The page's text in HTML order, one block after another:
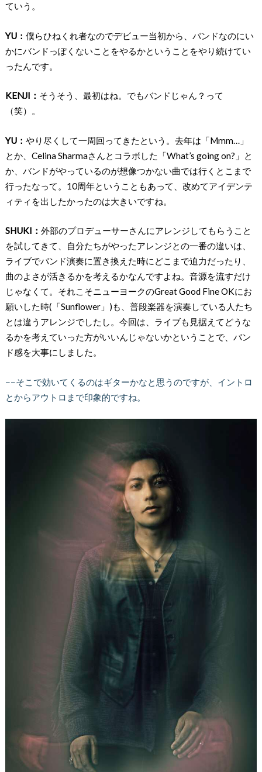
ていう。
YU： 僕らひねくれ者なのでデビュー当初から、バンドなのにい
かにバンドっぽくないことをやるかということをやり続けてい
ったんです。
KENJI： そうそう、最初はね。でもバンドじゃん？って
（笑）。
YU： やり尽くして一周回ってきたという。去年は「Mmm…」
とか、Celina Sharmaさんとコラボした「What’s going on?」と
か、バンドがやっているのが想像つかない曲では行くとこまで
行ったなって。10周年ということもあって、改めてアイデンテ
ィティを出したかったのは大きいですね。
SHUKI： 外部のプロデューサーさんにアレンジしてもらうこと
を試してきて、自分たちがやったアレンジとの一番の違いは、
ライブでバンド演奏に置き換えた時にどこまで迫力だったり、
曲のよさが活きるかを考えるかなんですよね。音源を流すだけ
じゃなくて。それこそニューヨークのGreat Good Fine OKにお
願いした時(「Sunflower」)も、普段楽器を演奏している人たち
とは違うアレンジでしたし。今回は、ライブも見据えてどうな
るかを考えていった方がいいんじゃないかということで、バン
ド感を大事にしました。
−−そこで効いてくるのはギターかなと思うのですが、イントロ
とからアウトロまで印象的ですね。